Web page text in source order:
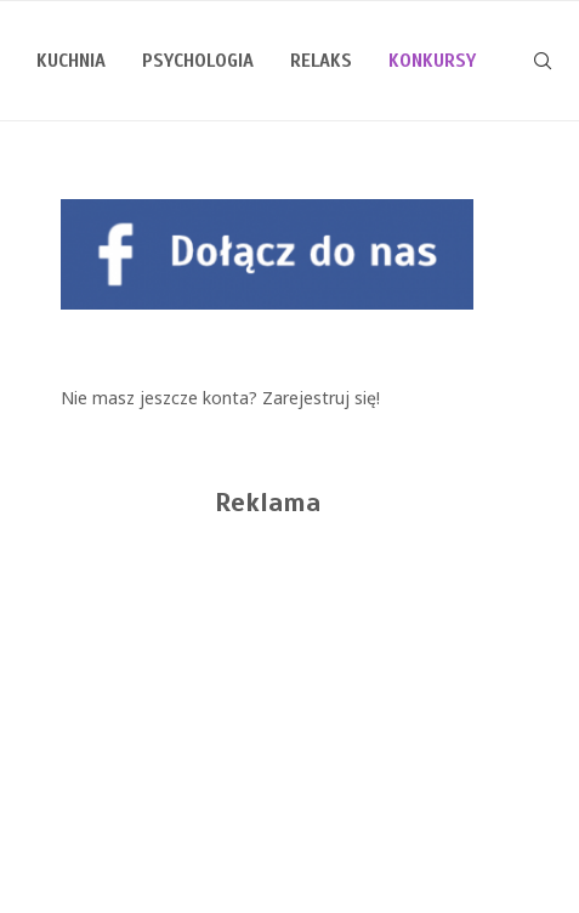
KUCHNIA PSYCHOLOGIA RELAKS KONKURSY
Nie masz jeszcze konta? Zarejestruj się!
Reklama